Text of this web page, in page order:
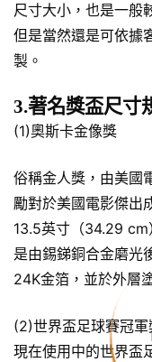
尺寸大小，也是一般
但是當然還是可依據
製。
3.著名獎盃尺寸
(1)奧斯卡金像獎
俗稱金人獎，由美國
勵對於美國電影傑出
13.5英寸（34.29
是由錫銻銅合金磨光
24K金箔，並於外層
(2)世界盃足球賽冠軍
現在使用中的世界盃